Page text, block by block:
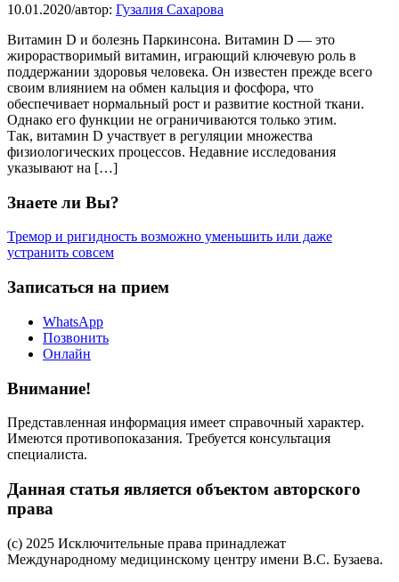
10.01.2020/автор: Гузалия Сахарова
Витамин D и болезнь Паркинсона. Витамин D — это
жирорастворимый витамин, играющий ключевую роль в
поддержании здоровья человека. Он известен прежде всего
своим влиянием на обмен кальция и фосфора, что
обеспечивает нормальный рост и развитие костной ткани.
Однако его функции не ограничиваются только этим.
Так, витамин D участвует в регуляции множества
физиологических процессов. Недавние исследования
указывают на […]
Знаете ли Вы?
Тремор и ригидность возможно уменьшить или даже
устранить совсем
Записаться на прием
WhatsApp
Позвонить
Онлайн
Внимание!
Представленная информация имеет справочный характер.
Имеются противопоказания. Требуется консультация
специалиста.
Данная статья является объектом авторского
права
(c) 2025 Исключительные права принадлежат
Международному медицинскому центру имени В.С. Бузаева.